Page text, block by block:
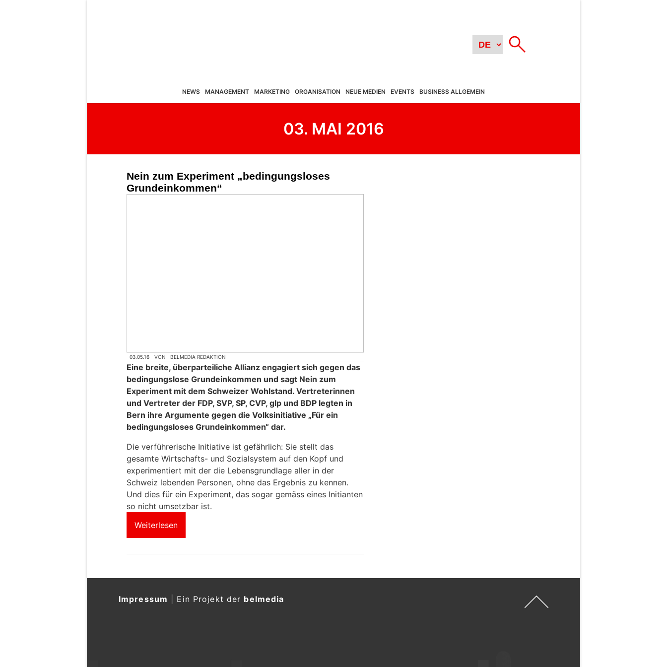
NEWS MANAGEMENT MARKETING ORGANISATION NEUE MEDIEN EVENTS BUSINESS ALLGEMEIN
03. MAI 2016
Nein zum Experiment „bedingungsloses
Grundeinkommen“
03.05.16 VON BELMEDIA REDAKTION
Eine breite, überparteiliche Allianz engagiert sich gegen das
bedingungslose Grundeinkommen und sagt Nein zum
Experiment mit dem Schweizer Wohlstand. Vertreterinnen
und Vertreter der FDP, SVP, SP, CVP, glp und BDP legten in
Bern ihre Argumente gegen die Volksinitiative „Für ein
bedingungsloses Grundeinkommen“ dar.
Die verführerische Initiative ist gefährlich: Sie stellt das
gesamte Wirtschafts- und Sozialsystem auf den Kopf und
experimentiert mit der die Lebensgrundlage aller in der
Schweiz lebenden Personen, ohne das Ergebnis zu kennen.
Und dies für ein Experiment, das sogar gemäss eines Initianten
so nicht umsetzbar ist.
Weiterlesen
Impressum Ein Projekt der belmedia